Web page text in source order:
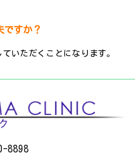
ですか？
いただくことになります。
8898